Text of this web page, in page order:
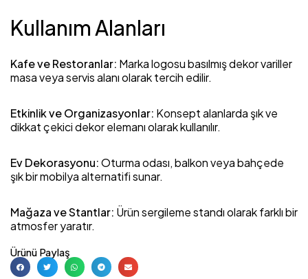
Kullanım Alanları
Kafe ve Restoranlar: Marka logosu basılmış dekor variller
masa veya servis alanı olarak tercih edilir.
Etkinlik ve Organizasyonlar: Konsept alanlarda şık ve
dikkat çekici dekor elemanı olarak kullanılır.
Ev Dekorasyonu:Oturma odası, balkon veya bahçede
şık bir mobilya alternatifi sunar.
Mağaza ve Stantlar: Ürün sergileme standı olarak farklı bir
atmosfer yaratır.
Ürünü Paylaş